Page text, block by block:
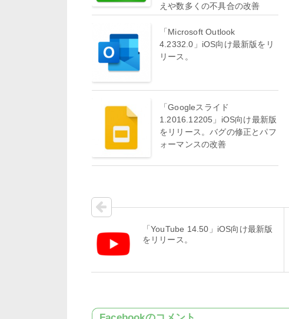
えや数多くの不具合の改善
「Microsoft Outlook
4.2332.0」iOS向け最新版をリ
リース。
「Googleスライド
1.2016.12205」iOS向け最新版
をリリース。バグの修正とパフ
ォーマンスの改善
「YouTube 14.50」iOS向け最新版
をリリース。